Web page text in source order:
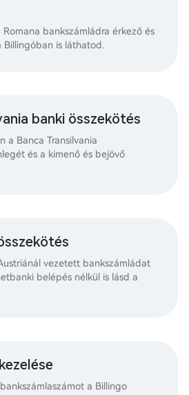
Romana bankszámládra érkező és
Billingóban is láthatod.
banki összekötés
a Banca Transilvania
és a kimenő és bejövő
vezetett bankszámládat
belépés nélkül is lásd a
a Billingo